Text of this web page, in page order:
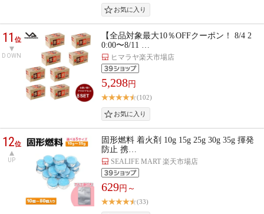
11位
DOWN
【全品対象最大10％OFFクーポン！ 8/4 2
0:00〜8/11 …
ヒマラヤ楽天市場店
5,298円
(102)
12位
UP
固形燃料 着火剤 10g 15g 25g 30g 35g 揮発
防止 携…
SEALIFE MART 楽天市場店
629円～
(33)